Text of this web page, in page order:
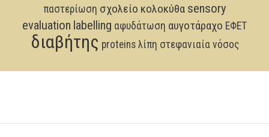
παστερίωση σχολείο κολοκύθα sensory
evaluation labelling αφυδάτωση αυγοτάραχο ΕΦΕΤ
διαβήτης proteins λίπη στεφανιαία νόσος